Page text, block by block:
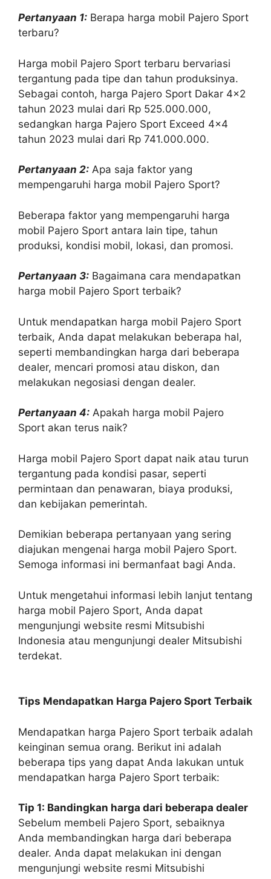
Pertanyaan 1: Berapa harga mobil Pajero Sport
terbaru?
Harga mobil Pajero Sport terbaru bervariasi
tergantung pada tipe dan tahun produksinya.
Sebagai contoh, harga Pajero Sport Dakar 4×2
tahun 2023 mulai dari Rp 525.000.000,
sedangkan harga Pajero Sport Exceed 4×4
tahun 2023 mulai dari Rp 741.000.000.
Pertanyaan 2: Apa saja faktor yang
mempengaruhi harga mobil Pajero Sport?
Beberapa faktor yang mempengaruhi harga
mobil Pajero Sport antara lain tipe, tahun
produksi, kondisi mobil, lokasi, dan promosi.
Pertanyaan 3: Bagaimana cara mendapatkan
harga mobil Pajero Sport terbaik?
Untuk mendapatkan harga mobil Pajero Sport
terbaik, Anda dapat melakukan beberapa hal,
seperti membandingkan harga dari beberapa
dealer, mencari promosi atau diskon, dan
melakukan negosiasi dengan dealer.
Pertanyaan 4: Apakah harga mobil Pajero
Sport akan terus naik?
Harga mobil Pajero Sport dapat naik atau turun
tergantung pada kondisi pasar, seperti
permintaan dan penawaran, biaya produksi,
dan kebijakan pemerintah.
Demikian beberapa pertanyaan yang sering
diajukan mengenai harga mobil Pajero Sport.
Semoga informasi ini bermanfaat bagi Anda.
Untuk mengetahui informasi lebih lanjut tentang
harga mobil Pajero Sport, Anda dapat
mengunjungi website resmi Mitsubishi
Indonesia atau mengunjungi dealer Mitsubishi
terdekat.
Tips Mendapatkan Harga Pajero Sport Terbaik
Mendapatkan harga Pajero Sport terbaik adalah
keinginan semua orang. Berikut ini adalah
beberapa tips yang dapat Anda lakukan untuk
mendapatkan harga Pajero Sport terbaik:
Tip 1: Bandingkan harga dari beberapa dealer
Sebelum membeli Pajero Sport, sebaiknya
Anda membandingkan harga dari beberapa
dealer. Anda dapat melakukan ini dengan
mengunjungi website resmi Mitsubishi